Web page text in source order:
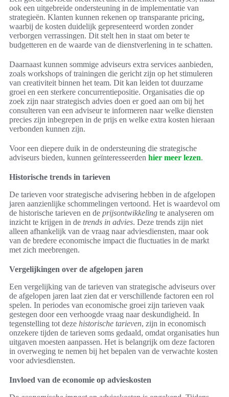
ook een uitgebreide ondersteuning in de implementatie van
strategieën. Klanten kunnen rekenen op transparante pricing,
waarbij de kosten duidelijk gepresenteerd worden zonder
verborgen verrassingen. Dit stelt hen in staat om beter te
budgetteren en de waarde van de dienstverlening in te schatten.
Daarnaast kunnen sommige adviseurs extra services aanbieden,
zoals workshops of trainingen die gericht zijn op het stimuleren
van creativiteit binnen het team. Dit kan leiden tot duurzame
groei en een sterkere concurrentiepositie. Organisaties die op
zoek zijn naar strategisch advies doen er goed aan om bij het
consulteren van een adviseur te informeren naar welke diensten
precies zijn inbegrepen in de prijs en welke extra kosten hieraan
verbonden kunnen zijn.
Voor een diepere duik in de ondersteuning die strategische
adviseurs bieden, kunnen geïnteresseerden hier meer lezen.
Historische trends in tarieven
De tarieven voor strategische advisering hebben in de afgelopen
jaren aanzienlijke schommelingen vertoond. Het is waardevol om
de historische tarieven en de prijsontwikkeling te analyseren om
inzicht te krijgen in de trends in advies. Deze trends zijn niet
alleen afhankelijk van de vraag naar adviesdiensten, maar ook
van de bredere economische impact die fluctuaties in de markt
met zich meebrengen.
Vergelijkingen over de afgelopen jaren
Een vergelijking van de tarieven van strategische adviseurs over
de afgelopen jaren laat zien dat er verschillende factoren een rol
spelen. In periodes van economische groei zijn tarieven vaak
gestegen door een verhoogde vraag naar deskundigheid. In
tegenstelling tot deze historische tarieven, zijn in economisch
onzekere tijden de tarieven soms gedaald, omdat organisaties hun
uitgaven moesten aanpassen. Het is belangrijk om deze factoren
in overweging te nemen bij het bepalen van de verwachte kosten
voor adviesdiensten.
Invloed van de economie op advieskosten